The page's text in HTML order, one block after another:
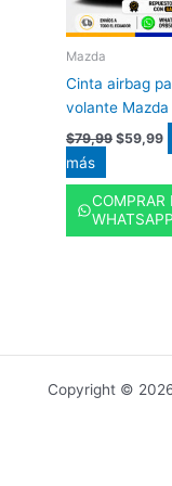
Mazda
Cinta airbag
volante Mazda
$79,99 $59,99
más
COMPRAR
WHATSAPP
Copyright © 2026